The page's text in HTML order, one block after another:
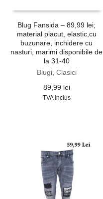
Blug Fansida – 89,99 lei;
material placut, elastic,cu
buzunare, inchidere cu
nasturi, marimi disponibile de
la 31-40
Blugi, Clasici
89,99 lei
TVA inclus